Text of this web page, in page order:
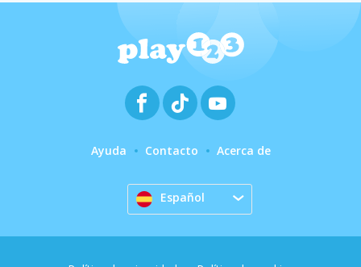
Ayuda Contacto Acerca de
Español